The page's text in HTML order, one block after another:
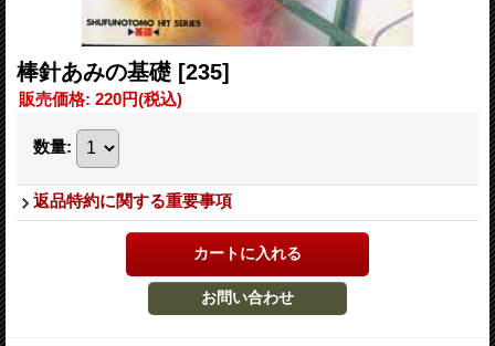
棒針あみの基礎 [235]
販売価格: 220円(税込)
数量:
返品特約に関する重要事項